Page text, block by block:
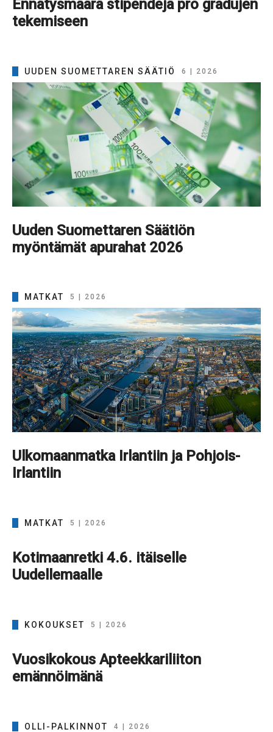
Ennätysmäärä stipendejä pro gradujen
tekemiseen
UUDEN SUOMETTAREN SÄÄTIÖ 6 | 2026
Uuden Suomettaren Säätiön
myöntämät apurahat 2026
MATKAT 5 | 2026
Ulkomaanmatka Irlantiin ja Pohjois-
Irlantiin
MATKAT 5 | 2026
Kotimaanretki 4.6. itäiselle
Uudellemaalle
KOKOUKSET 5 | 2026
Vuosikokous Apteekkariliiton
emännöimänä
OLLI-PALKINNOT 4 | 2026